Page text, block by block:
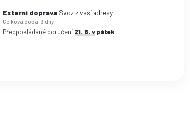
Externí doprava Svoz z vaší adresy
Celková doba: 3 dny
Předpokládané doručení 21. 8. v pátek